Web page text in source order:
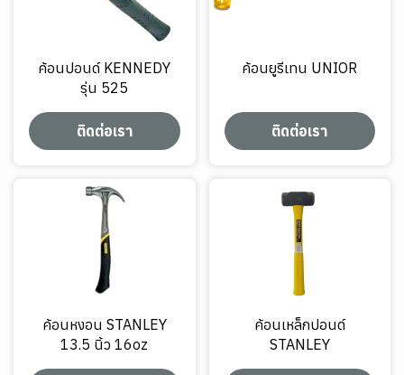
ค้อนปอนด์ KENNEDY
รุ่น 525
ติดต่อเรา
ค้อนยูรีเทน UNIOR
ติดต่อเรา
ค้อนหงอน STANLEY
13.5 นิ้ว 16oz
ค้อนเหล็กปอนด์
STANLEY